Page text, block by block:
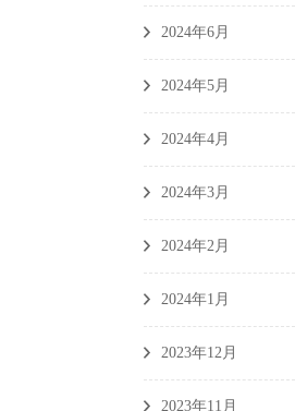
2024年6月
2024年5月
2024年4月
2024年3月
2024年2月
2024年1月
2023年12月
2023年11月